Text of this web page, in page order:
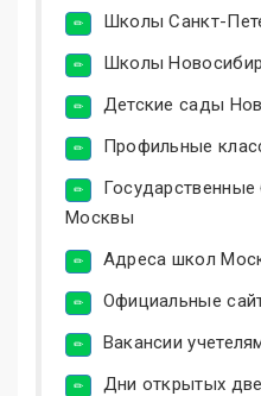
Школы Санкт-
Школы
Детские сады
Профильные
Москвы
Адреса школ
Официальные
Вакансии
Дни открытых